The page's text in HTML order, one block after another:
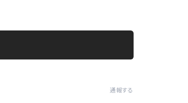
通報する